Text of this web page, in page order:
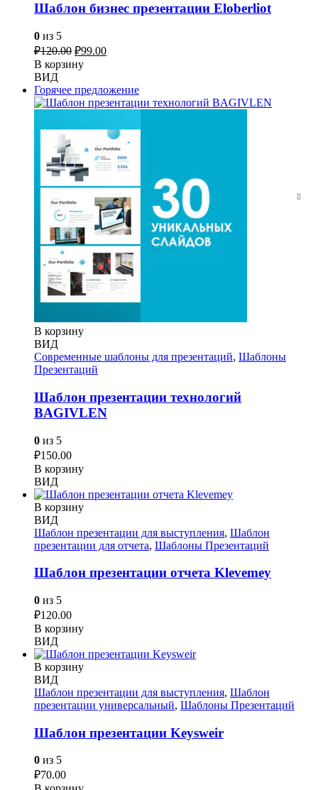
Шаблон бизнес презентации Eloberliot
0 из 5
₽120.00 Первоначальная
цена
составляла
₽120.00.
₽99.00Текущая
В корзину
ВИД
Горячее предложение
В корзину
ВИД
Современные шаблоны для презентаций, Шаблоны
Презентаций
Шаблон презентации технологий
BAGIVLEN
0 из 5
₽150.00
В корзину
ВИД
В корзину
ВИД
Шаблон презентации для выступления, Шаблон
презентации для отчета, Шаблоны Презентаций
Шаблон презентации отчета Klevemey
0 из 5
₽120.00
В корзину
ВИД
В корзину
ВИД
Шаблон презентации для выступления, Шаблон
презентации универсальный, Шаблоны Презентаций
Шаблон презентации Keysweir
0 из 5
₽70.00